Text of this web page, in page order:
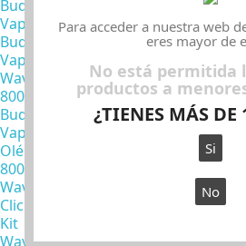
Para acceder a nuestra web
eres mayor de
No está permitida
productos a
¿TIENES MÁS DE
Si
No
Bud
Vape
Bud
Vape
Wave
800
Bud
Vape
Olé
800
Wave
Click
Kit
Wave
Lumi
másVer
menos